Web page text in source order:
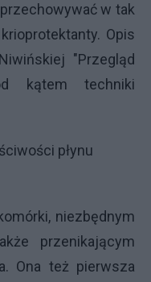
w tak
Opis
"Przegląd
kątem techniki
płynu
niezbędnym
przenikającym
Ona też pierwsza